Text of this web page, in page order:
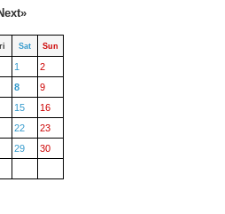
Sat Sun
1
2
8
9
15
16
22
23
29
30